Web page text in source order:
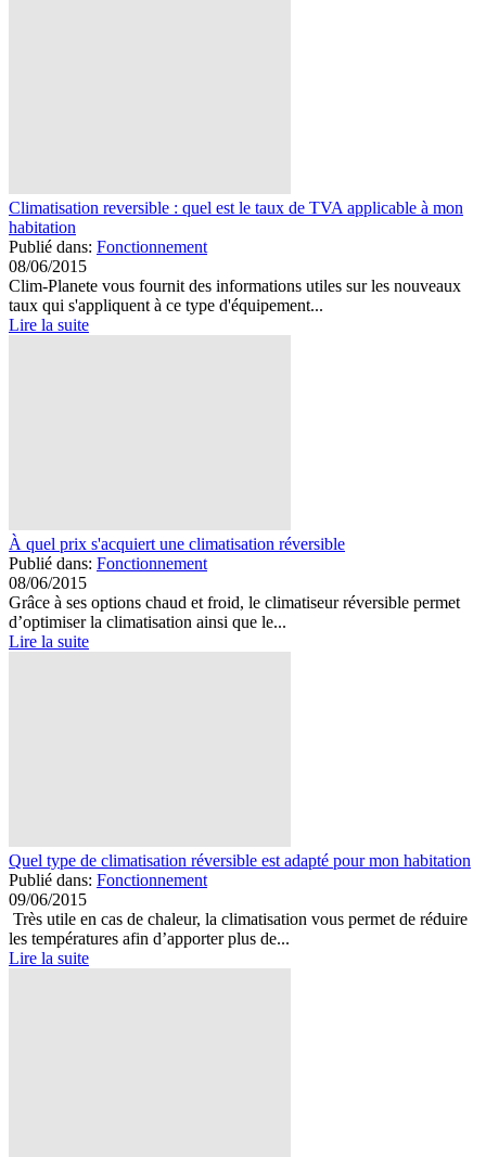
Climatisation reversible : quel est le taux de TVA applicable à mon
habitation
Publié dans: Fonctionnement
08/06/2015
Clim-Planete vous fournit des informations utiles sur les nouveaux
taux qui s'appliquent à ce type d'équipement...
Lire la suite
À quel prix s'acquiert une climatisation réversible
Publié dans: Fonctionnement
08/06/2015
Grâce à ses options chaud et froid, le climatiseur réversible permet
d’optimiser la climatisation ainsi que le...
Lire la suite
Quel type de climatisation réversible est adapté pour mon habitation
Publié dans: Fonctionnement
09/06/2015
Très utile en cas de chaleur, la climatisation vous permet de réduire
les températures afin d’apporter plus de...
Lire la suite